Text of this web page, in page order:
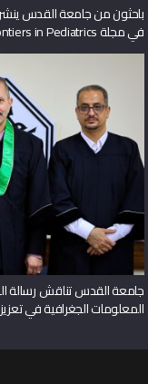
باحثون من جامعة القدس
في مجلة Frontiers in Pediatrics
جامعة القدس تناقش رسالة
المعلومات الجغرافية في